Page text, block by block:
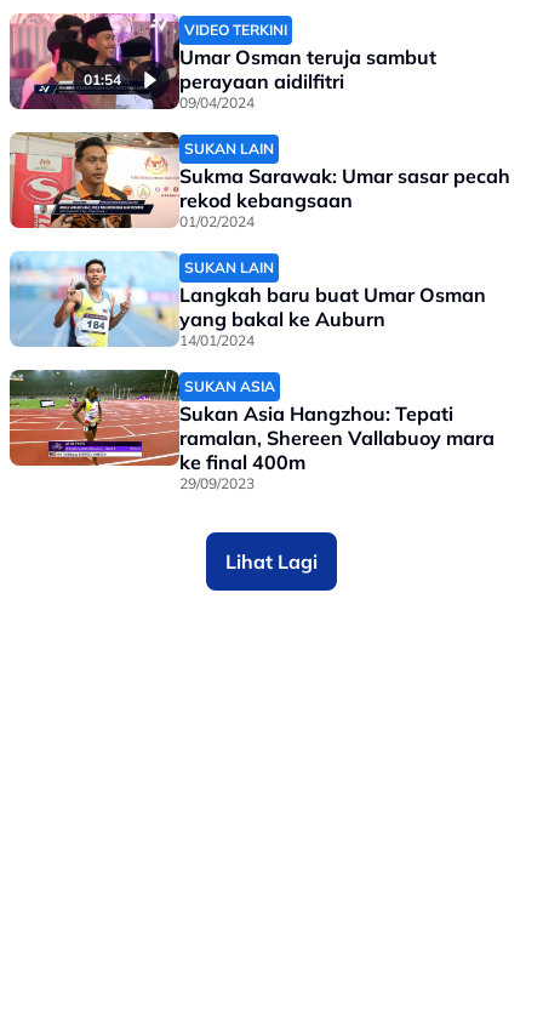
01:54
VIDEO TERKINI
Umar Osman teruja sambut
perayaan aidilfitri
09/04/2024
SUKAN LAIN
Sukma Sarawak: Umar sasar pecah
rekod kebangsaan
01/02/2024
SUKAN LAIN
Langkah baru buat Umar Osman
yang bakal ke Auburn
14/01/2024
SUKAN ASIA
Sukan Asia Hangzhou: Tepati
ramalan, Shereen Vallabuoy mara
ke final 400m
29/09/2023
Lihat Lagi